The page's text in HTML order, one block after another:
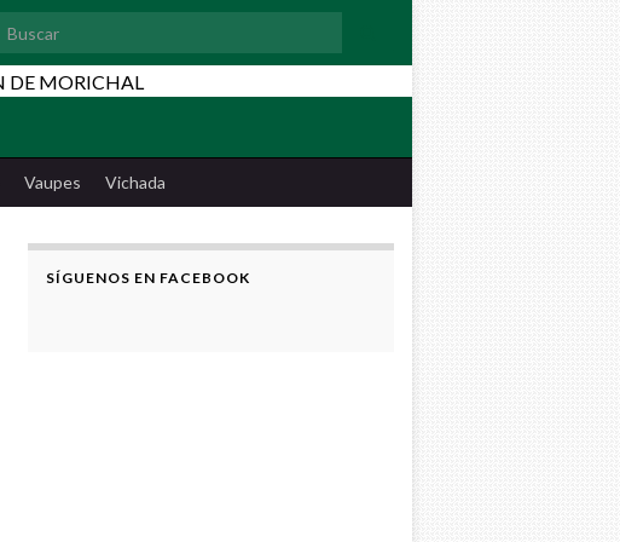
Search for:
Vaupes Vichada
SÍGUENOS EN FACEBOOK